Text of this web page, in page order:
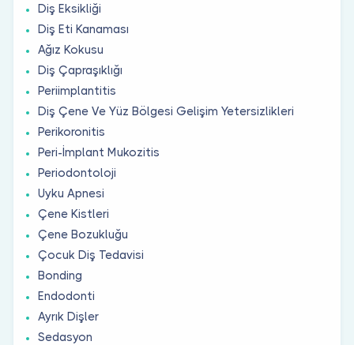
Diş Eksikliği
Diş Eti Kanaması
Ağız Kokusu
Diş Çapraşıklığı
Periimplantitis
Diş Çene Ve Yüz Bölgesi Gelişim Yetersizlikleri
Perikoronitis
Peri-İmplant Mukozitis
Periodontoloji
Uyku Apnesi
Çene Kistleri
Çene Bozukluğu
Çocuk Diş Tedavisi
Bonding
Endodonti
Ayrık Dişler
Sedasyon